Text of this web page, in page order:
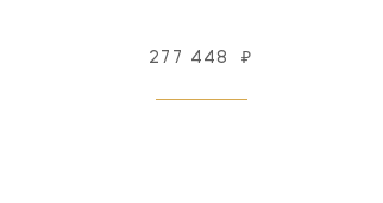
277 448 ₽